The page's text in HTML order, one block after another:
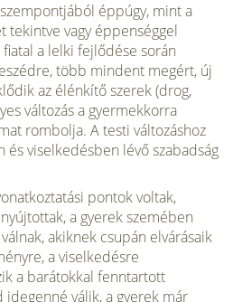
éppúgy, mint a
tekintve vagy éppenséggel
a lelki fejlődése során
több mindent megért, új
az élénkítő szerek (drog,
változás a gyermekkorra
rombolja. A testi változáshoz
és viselkedésben lévő szabadság
pontok voltak,
a gyerek szemében
akiknek csupán elvárásaik
a viselkedésre
a barátokkal fenntartott
idegenné válik, a gyerek már